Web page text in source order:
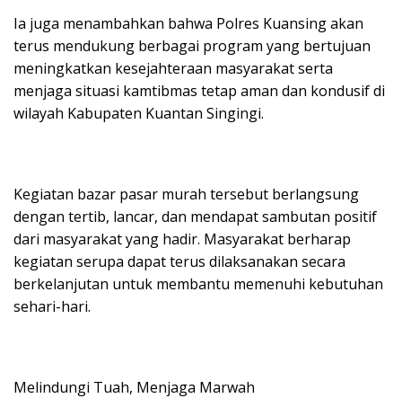
Ia juga menambahkan bahwa Polres Kuansing akan
terus mendukung berbagai program yang bertujuan
meningkatkan kesejahteraan masyarakat serta
menjaga situasi kamtibmas tetap aman dan kondusif di
wilayah Kabupaten Kuantan Singingi.
Kegiatan bazar pasar murah tersebut berlangsung
dengan tertib, lancar, dan mendapat sambutan positif
dari masyarakat yang hadir. Masyarakat berharap
kegiatan serupa dapat terus dilaksanakan secara
berkelanjutan untuk membantu memenuhi kebutuhan
sehari-hari.
Melindungi Tuah, Menjaga Marwah